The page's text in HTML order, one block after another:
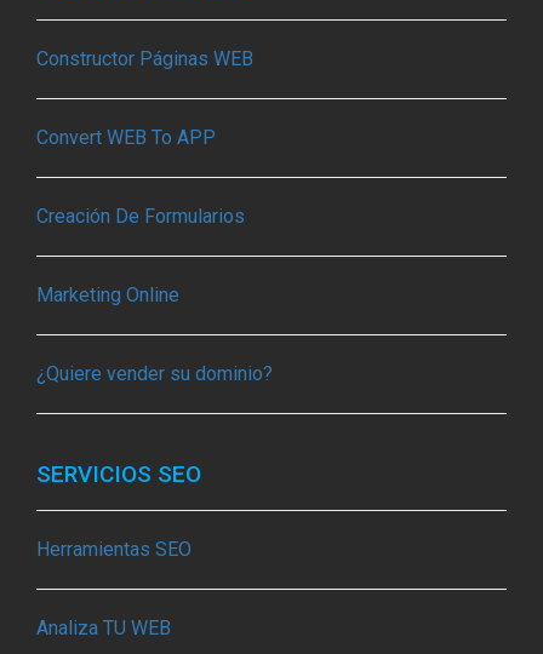
Constructor Páginas WEB
Convert WEB To APP
Creación De Formularios
Marketing Online
¿Quiere vender su dominio?
SERVICIOS SEO
Herramientas SEO
Analiza TU WEB